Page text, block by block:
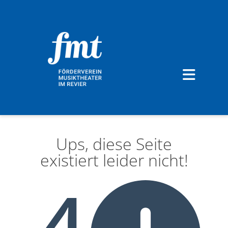
Ups, diese Seite
existiert leider nicht!